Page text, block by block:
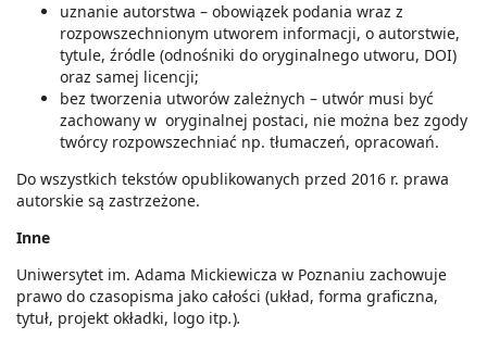
uznanie autorstwa – obowiązek podania wraz z
rozpowszechnionym utworem informacji, o autorstwie,
tytule, źródle (odnośniki do oryginalnego utworu, DOI)
oraz samej licencji;
bez tworzenia utworów zależnych – utwór musi być
zachowany w oryginalnej postaci, nie można bez zgody
twórcy rozpowszechniać np. tłumaczeń, opracowań.
Do wszystkich tekstów opublikowanych przed 2016 r. prawa
autorskie są zastrzeżone.
Inne
Uniwersytet im. Adama Mickiewicza w Poznaniu zachowuje
prawo do czasopisma jako całości (układ, forma graficzna,
tytuł, projekt okładki, logo itp.).